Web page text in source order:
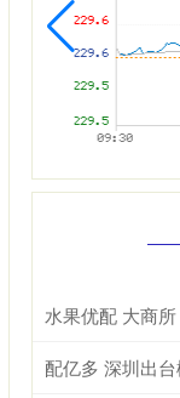
配亿多 深圳出